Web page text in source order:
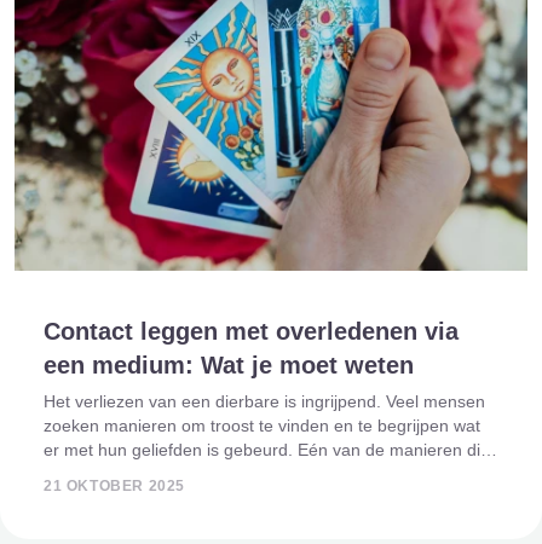
Contact leggen met overledenen via
een medium: Wat je moet weten
Het verliezen van een dierbare is ingrijpend. Veel mensen
zoeken manieren om troost te vinden en te begrijpen wat
er met hun geliefden is gebeurd. Eén van de manieren die
21 OKTOBER 2025